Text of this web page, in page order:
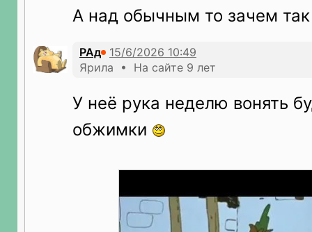
А над обычным то зачем так
РАд
Ярила • На сайте 9 лет
У неё рука неделю вонять
обжимки